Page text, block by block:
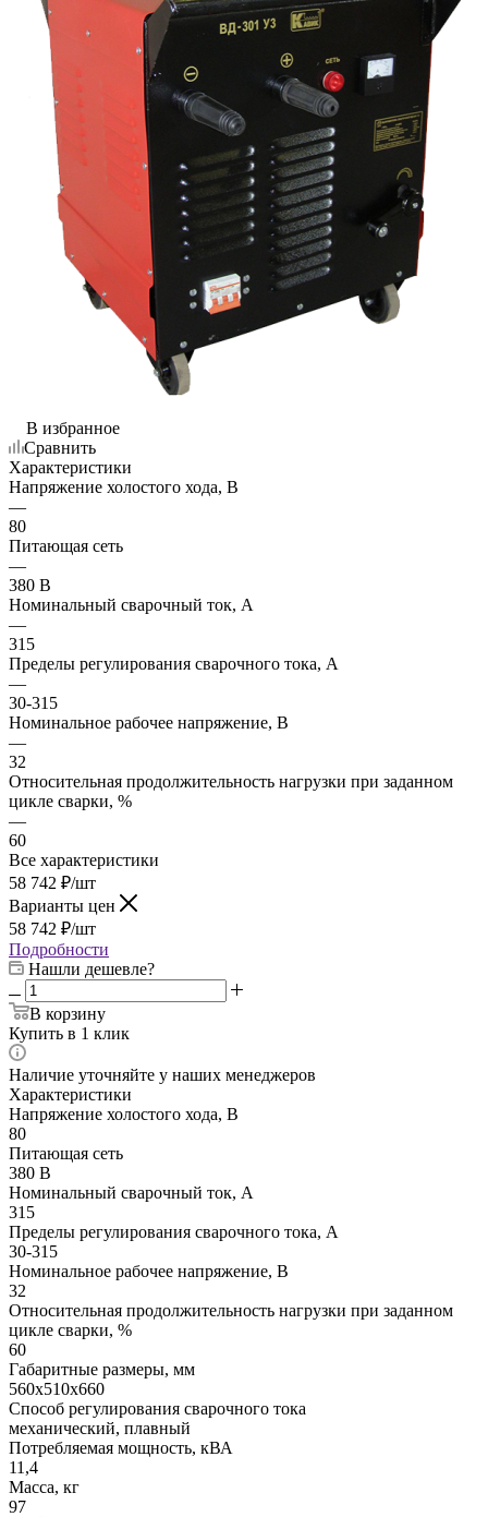
В избранное
Сравнить
Характеристики
Напряжение холостого хода, В
—
80
Питающая сеть
—
380 В
Номинальный сварочный ток, А
—
315
Пределы регулирования сварочного тока, А
—
30-315
Номинальное рабочее напряжение, В
—
32
Относительная продолжительность нагрузки при заданном
цикле сварки, %
—
60
Все характеристики
58 742 ₽/шт
Варианты цен
58 742 ₽/шт
Подробности
Нашли дешевле?
В корзину
Купить в 1 клик
Наличие уточняйте у наших менеджеров
Характеристики
Напряжение холостого хода, В
80
Питающая сеть
380 В
Номинальный сварочный ток, А
315
Пределы регулирования сварочного тока, А
30-315
Номинальное рабочее напряжение, В
32
Относительная продолжительность нагрузки при заданном
цикле сварки, %
60
Габаритные размеры, мм
560х510х660
Способ регулирования сварочного тока
механический, плавный
Потребляемая мощность, кВА
11,4
Масса, кг
97